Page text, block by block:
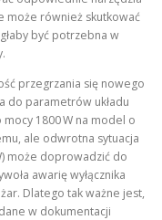
może również skutkować
być potrzebna w
przegrzania się nowego
do parametrów układu
1800 W na model o
ale odwrotna sytuacja
może doprowadzić do
awarię wyłącznika
Dlatego tak ważne jest,
w dokumentacji